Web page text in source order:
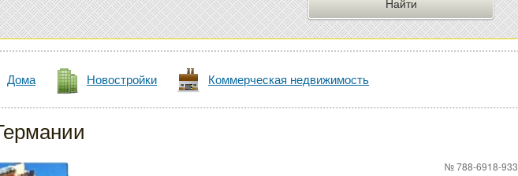
Дома Новостройки Коммерческая недвижимость
№ 788-6918-933